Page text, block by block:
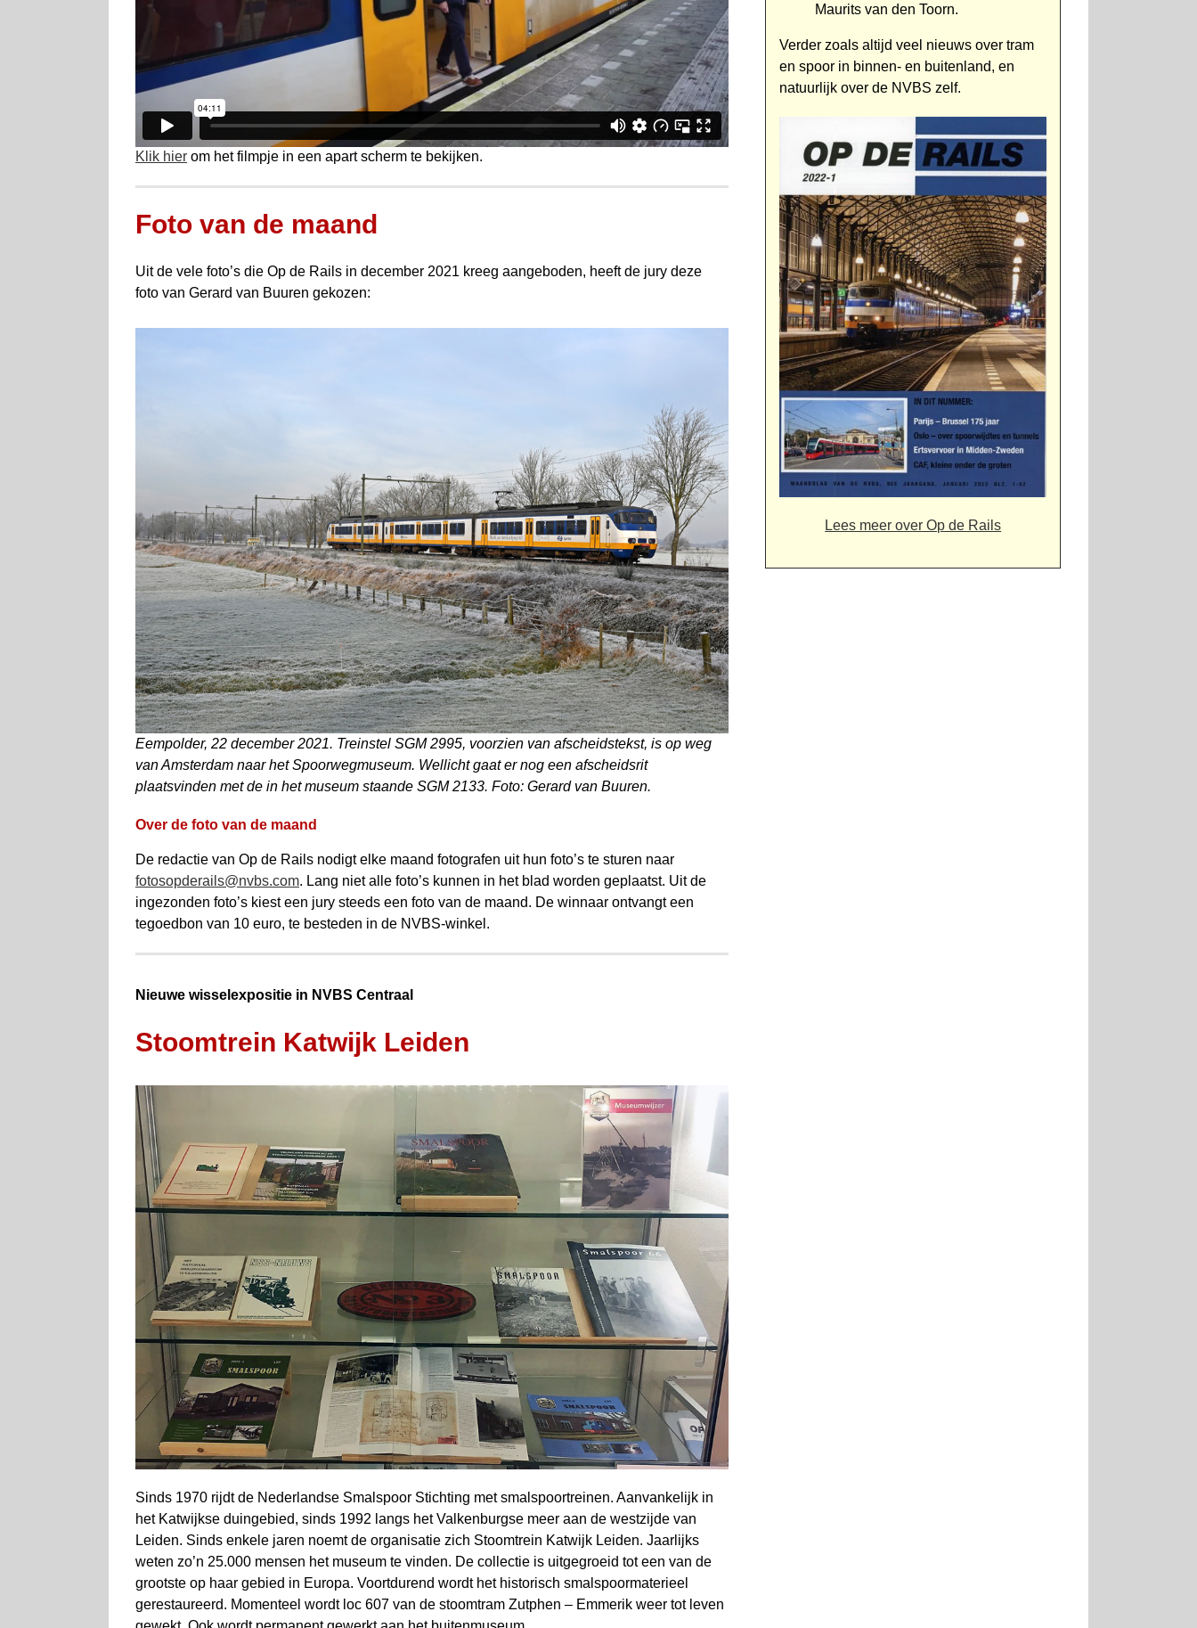
Klik hier om het filmpje in een apart scherm te bekijken.
Foto van de maand
Uit de vele foto’s die Op de Rails in december 2021 kreeg aangeboden, heeft de jury deze
foto van Gerard van Buuren gekozen:
Eempolder, 22 december 2021. Treinstel SGM 2995, voorzien van afscheidstekst, is op weg
van Amsterdam naar het Spoorwegmuseum. Wellicht gaat er nog een afscheidsrit
plaatsvinden met de in het museum staande SGM 2133. Foto: Gerard van Buuren.
Over de foto van de maand
De redactie van Op de Rails nodigt elke maand foto­grafen uit hun foto’s te sturen naar
fotosopderails@nvbs.com. Lang niet alle foto’s kunnen in het blad worden geplaatst. Uit de
ingezonden foto’s kiest een jury steeds een foto van de maand. De winnaar ontvangt een
tegoedbon van 10 euro, te besteden in de NVBS-winkel.
Nieuwe wisselexpositie in NVBS Centraal
Stoomtrein Katwijk Leiden
Sinds 1970 rijdt de Nederlandse Smalspoor Stichting met smalspoortreinen. Aanvankelijk in
het Katwijkse duingebied, sinds 1992 langs het Valkenburgse meer aan de westzijde van
Leiden. Sinds enkele jaren noemt de organisatie zich Stoomtrein Katwijk Leiden. Jaarlijks
weten zo’n 25.000 mensen het museum te vinden. De collectie is uitgegroeid tot een van de
grootste op haar gebied in Europa. Voortdurend wordt het historisch smalspoormaterieel
gerestaureerd. Momenteel wordt loc 607 van de stoomtram Zutphen – Emmerik weer tot leven
Maurits van den Toorn.
Verder zoals altijd veel nieuws over tram
en spoor in binnen- en buiten­land, en
natuurlijk over de NVBS zelf.
Lees meer over Op de Rails